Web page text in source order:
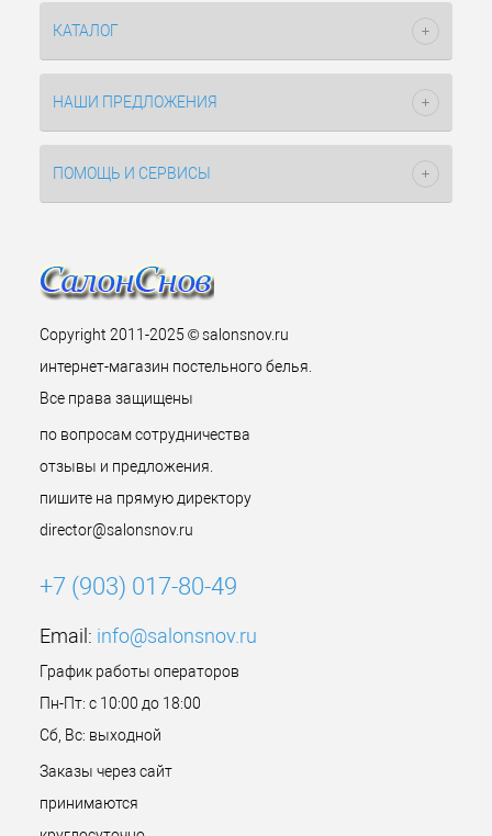
КАТАЛОГ
НАШИ ПРЕДЛОЖЕНИЯ
ПОМОЩЬ И СЕРВИСЫ
Copyright 2011-2025 © salonsnov.ru
интернет-магазин постельного белья.
Все права защищены
по вопросам сотрудничества
отзывы и предложения.
пишите на прямую директору
director@salonsnov.ru
+7 (903) 017-80-49
Email: info@salonsnov.ru
График работы операторов
Пн-Пт: с 10:00 до 18:00
Сб, Вс: выходной
Заказы через сайт
принимаются